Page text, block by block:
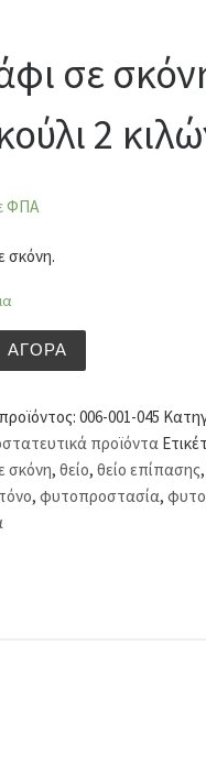
σε
2
ΦΠΑ
σκόνη.
σκόνη (σακούλι 2
ΑΓΟΡΆ
006-001-045
προϊόντα
σκόνη, θείο, θείο επίπασης,
, φυτοπροστασία,